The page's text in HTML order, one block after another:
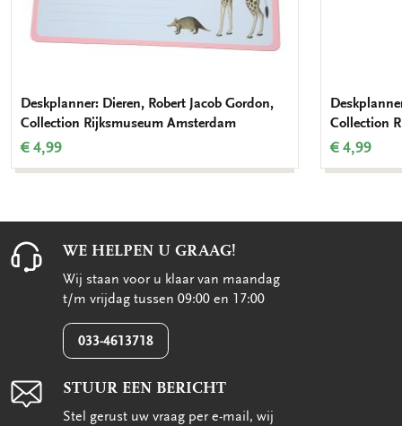
Deskplanner: Dieren, Robert Jacob Gordon,
Collection Rijksmuseum Amsterdam
€ 4,99
Collection
€ 4,99
WE HELPEN U GRAAG!
Wij staan voor u klaar van maandag
t/m vrijdag tussen 09:00 en 17:00
033-4613718
STUUR EEN BERICHT
Stel gerust uw vraag per e-mail, wij